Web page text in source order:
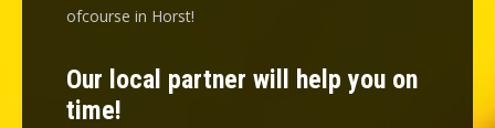
ofcourse in Horst!
Our local partner will help you on
time!